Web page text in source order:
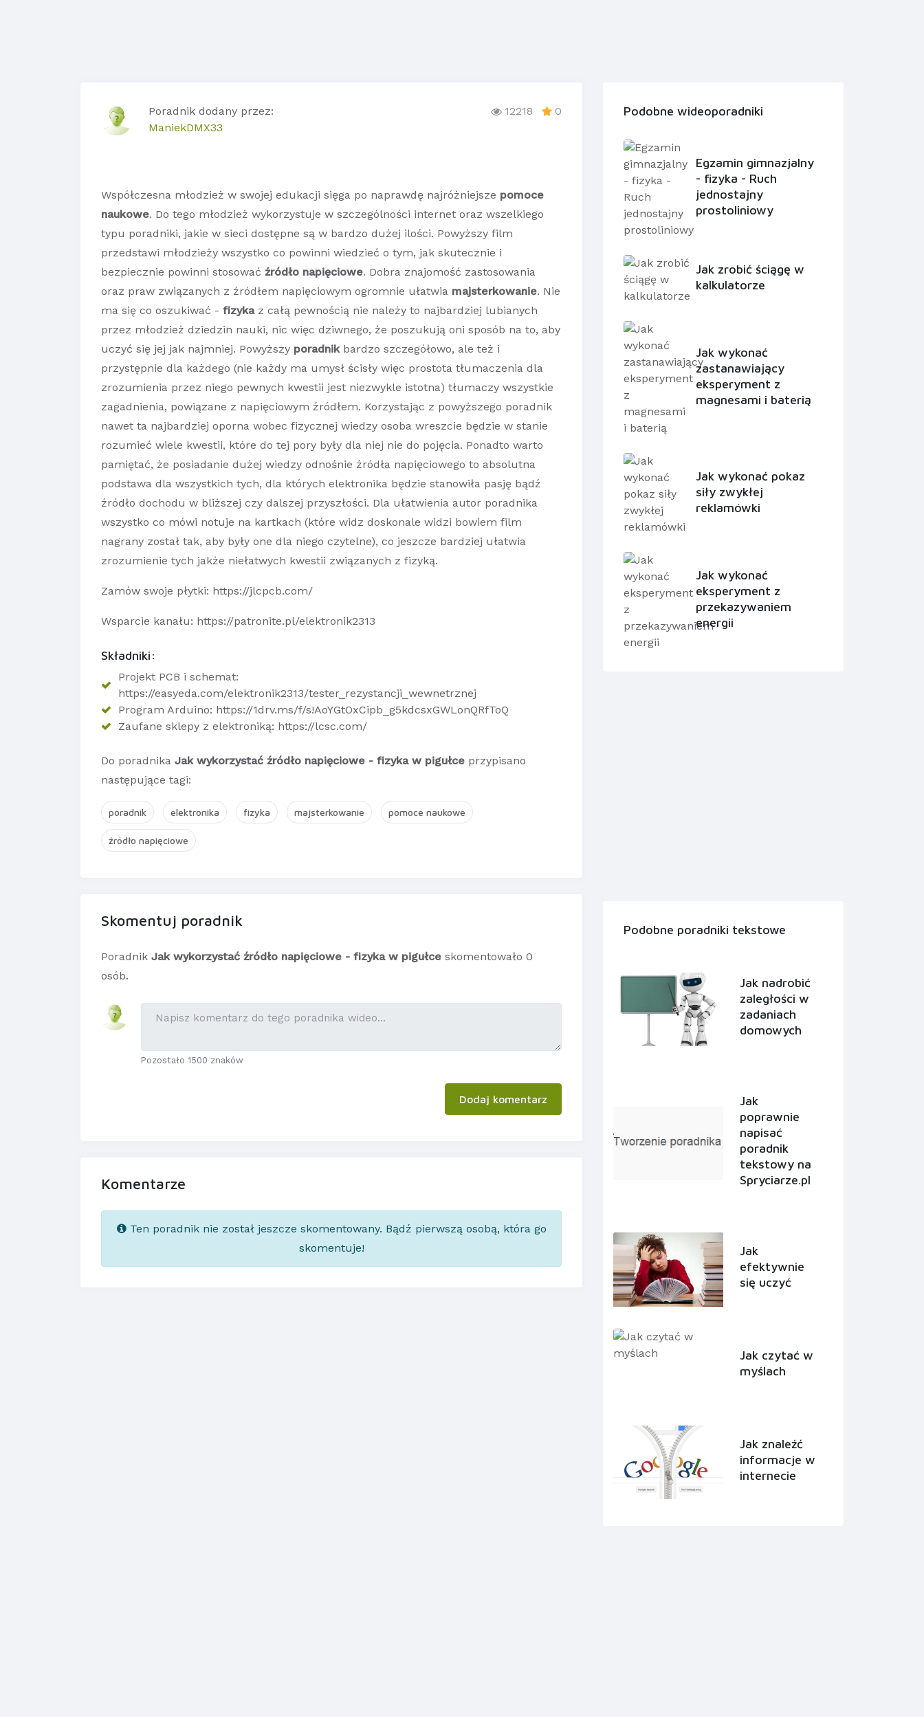
Poradnik dodany przez:
ManiekDMX33
12218 0
Współczesna młodzież w swojej edukacji sięga po naprawdę najróżniejsze pomoce
naukowe. Do tego młodzież wykorzystuje w szczególności internet oraz wszelkiego
typu poradniki, jakie w sieci dostępne są w bardzo dużej ilości. Powyższy film
przedstawi młodzieży wszystko co powinni wiedzieć o tym, jak skutecznie i
bezpiecznie powinni stosować źródło napięciowe. Dobra znajomość zastosowania
oraz praw związanych z źródłem napięciowym ogromnie ułatwia majsterkowanie. Nie
ma się co oszukiwać - fizykaz całą pewnością nie należy to najbardziej lubianych
przez młodzież dziedzin nauki, nic więc dziwnego, że poszukują oni sposób na to, aby
uczyć się jej jak najmniej. Powyższy poradnikbardzo szczegółowo, ale też i
przystępnie dla każdego (nie każdy ma umysł ścisły więc prostota tłumaczenia dla
zrozumienia przez niego pewnych kwestii jest niezwykle istotna) tłumaczy wszystkie
zagadnienia, powiązane z napięciowym źródłem. Korzystając z powyższego poradnik
nawet ta najbardziej oporna wobec fizycznej wiedzy osoba wreszcie będzie w stanie
rozumieć wiele kwestii, które do tej pory były dla niej nie do pojęcia. Ponadto warto
pamiętać, że posiadanie dużej wiedzy odnośnie źródła napięciowego to absolutna
podstawa dla wszystkich tych, dla których elektronika będzie stanowiła pasję bądź
źródło dochodu w bliższej czy dalszej przyszłości. Dla ułatwienia autor poradnika
wszystko co mówi notuje na kartkach (które widz doskonale widzi bowiem film
nagrany został tak, aby były one dla niego czytelne), co jeszcze bardziej ułatwia
zrozumienie tych jakże niełatwych kwestii związanych z fizyką.
Zamów swoje płytki: https://jlcpcb.com/
Wsparcie kanału: https://patronite.pl/elektronik2313
Składniki:
Projekt PCB i schemat:
https://easyeda.com/elektronik2313/tester_rezystancji_wewnetrznej
Program Arduino: https://1drv.ms/f/s!AoYGtOxCipb_g5kdcsxGWLonQRfToQ
Zaufane sklepy z elektroniką: https://lcsc.com/
Do poradnika Jak wykorzystać źródło napięciowe - fizyka w pigułce przypisano
następujące tagi:
poradnik elektronika fizyka majsterkowanie pomoce naukowe
źródło napięciowe
Skomentuj poradnik
Poradnik Jak wykorzystać źródło napięciowe - fizyka w pigułce skomentowało 0
osób.
Pozostało 1500 znaków
Dodaj komentarz
Komentarze
Ten poradnik nie został jeszcze skomentowany. Bądź pierwszą osobą, która go
skomentuje!
Podobne wideoporadniki
Egzamin gimnazjalny
- fizyka - Ruch
jednostajny
prostoliniowy
Jak zrobić ściągę w
kalkulatorze
Jak wykonać
zastanawiający
eksperyment z
magnesami i baterią
Jak wykonać pokaz
siły zwykłej
reklamówki
Jak wykonać
eksperyment z
przekazywaniem
energii
Podobne poradniki tekstowe
Jak nadrobić
zaległości w
zadaniach
domowych
Jak
poprawnie
napisać
poradnik
tekstowy na
Spryciarze.pl
Jak
efektywnie
się uczyć
Jak czytać w
myślach
Jak znaleźć
informacje w
internecie